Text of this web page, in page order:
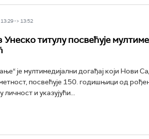
-> 13:52
титулу посвећује
је мултимедијални догађај који Нови
посвећује 150. годишњици од
и указујући...